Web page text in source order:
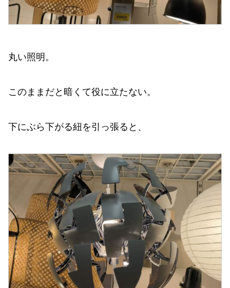
丸い照明。
このままだと暗くて役に立たない。
下にぶら下がる紐を引っ張ると、